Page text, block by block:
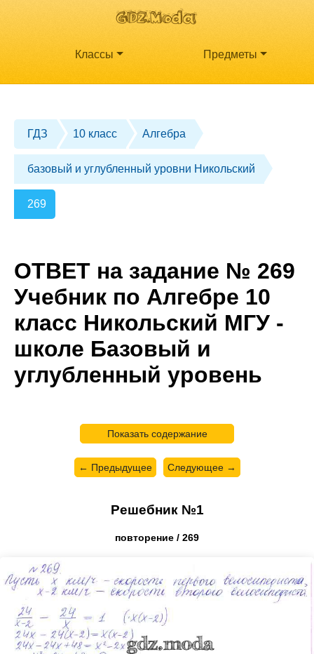
Классы Предметы
ГДЗ 10 класс Алгебра
базовый и углубленный уровни Никольский
269
ОТВЕТ на задание № 269
Учебник по Алгебре 10
класс Никольский МГУ -
школе Базовый и
углубленный уровень
Показать содержание
← Предыдущее Следующее →
Решебник №1
повторение / 269